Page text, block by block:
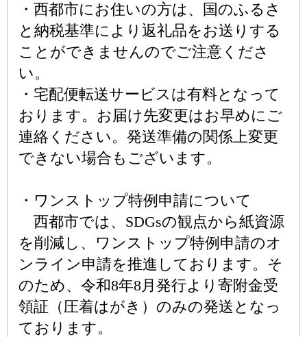
・西都市にお住いの方は、国のふるさ
と納税基準により返礼品をお送りする
ことができませんのでご注意くださ
い。
・宅配便転送サービスは有料となって
おります。お届け先変更はお早めにご
連絡ください。発送準備の関係上変更
できない場合もございます。
・ワンストップ特例申請について
西都市では、SDGsの観点から紙資源
を削減し、ワンストップ特例申請のオ
ンライン申請を推進しております。そ
のため、令和8年8月発行より寄附金受
領証（圧着はがき）のみの発送となっ
ております。